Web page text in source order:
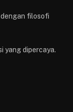
filosofi
yang dipercaya.